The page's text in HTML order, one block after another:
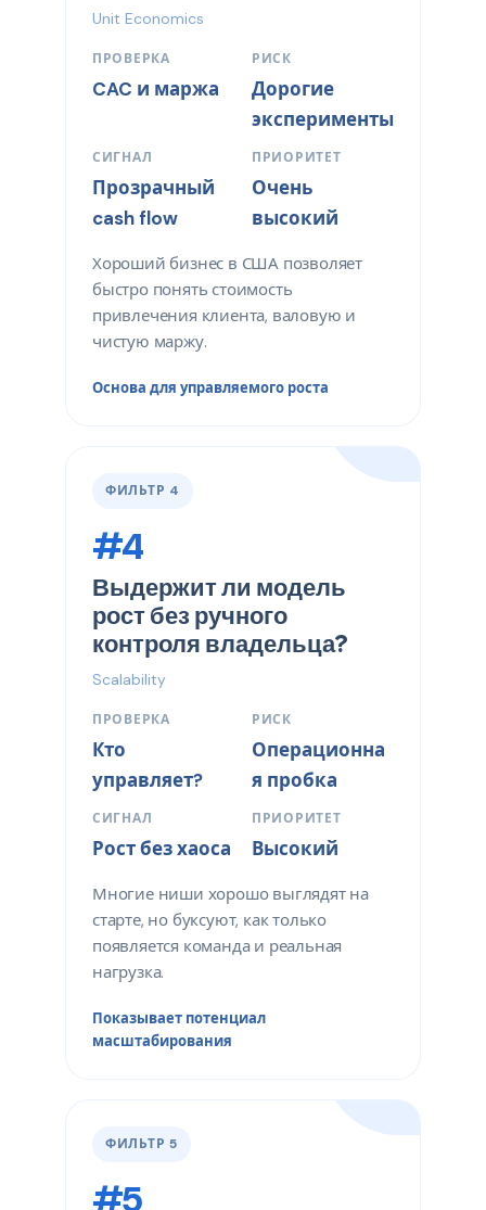
Unit Economics
ПРОВЕРКА
CAC и маржа
РИСК
Дорогие
эксперименты
СИГНАЛ
Прозрачный
cash flow
ПРИОРИТЕТ
Очень
высокий
Хороший бизнес в США позволяет
быстро понять стоимость
привлечения клиента, валовую и
чистую маржу.
Основа для управляемого роста
ФИЛЬТР 4
#4
Выдержит ли модель
рост без ручного
контроля владельца?
Scalability
ПРОВЕРКА
Кто
управляет?
РИСК
Операционна
я пробка
СИГНАЛ
Рост без хаоса
ПРИОРИТЕТ
Высокий
Многие ниши хорошо выглядят на
старте, но буксуют, как только
появляется команда и реальная
нагрузка.
Показывает потенциал
масштабирования
ФИЛЬТР 5
#5